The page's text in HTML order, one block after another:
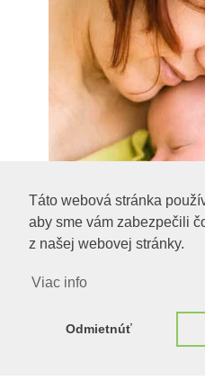
Táto webová stránka
aby sme vám zabezpečili
z našej webovej stránky.
Viac info
Odmietnúť
Beží na